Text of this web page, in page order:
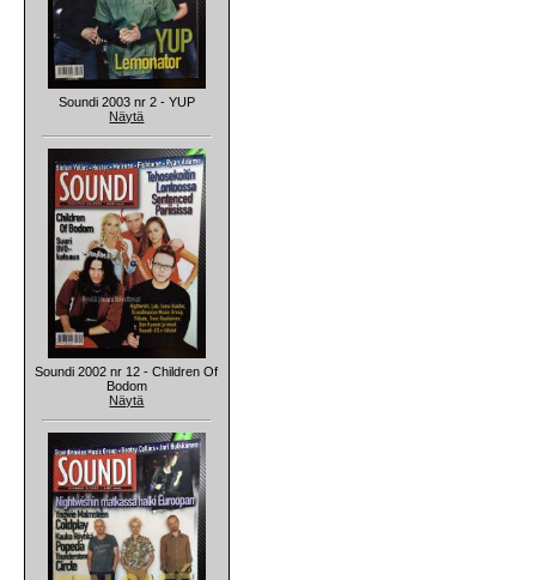
Soundi 2003 nr 2 - YUP
Näytä
Soundi 2002 nr 12 - Children Of
Bodom
Näytä